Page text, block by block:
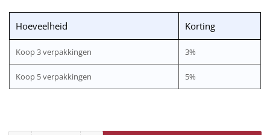
Hoeveelheid Korting
Koop 3 verpakkingen 3%
Koop 5 verpakkingen 5%